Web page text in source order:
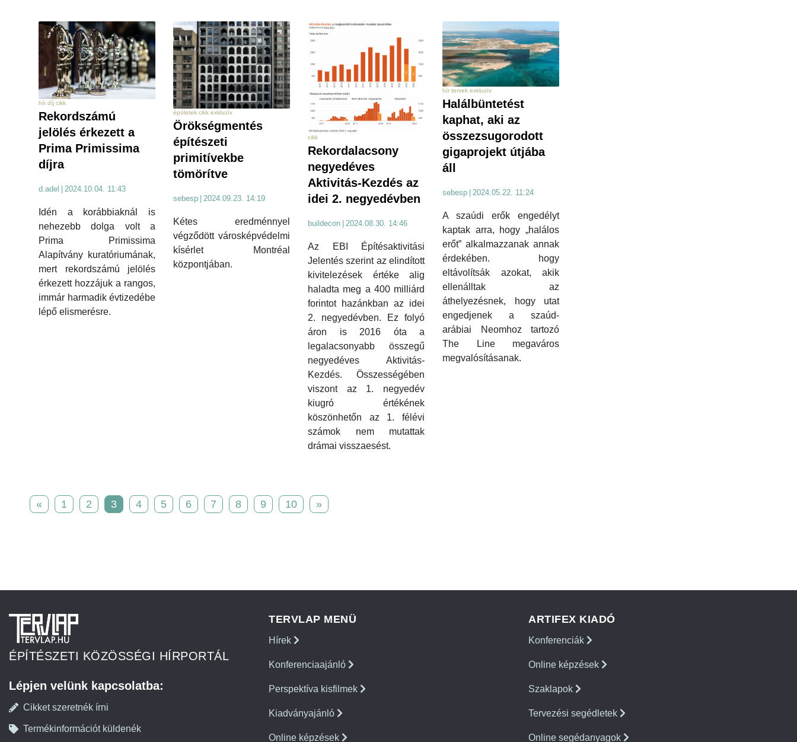
hír díj cikk
Rekordszámú
jelölés érkezett a
Prima Primissima
díjra
d.adel 2024.10.04. 11:43
Idén a korábbiaknál is
nehezebb dolga volt a
Prima Primissima
Alapítvány kuratóriumának,
mert rekordszámú jelölés
érkezett hozzájuk a rangos,
immár harmadik évtizedébe
lépő elismerésre.
épületek cikk exkluzív
Örökségmentés
építészeti
primitívekbe
tömörítve
sebesp 2024.09.23. 14:19
Kétes eredménnyel
végződött városképvédelmi
kísérlet Montréal
központjában.
cikk
Rekordalacsony
negyedéves
Aktivitás-Kezdés az
idei 2. negyedévben
buildecon 2024.08.30. 14:46
Az EBI Építésaktivitási
Jelentés szerint az elindított
kivitelezések értéke alig
haladta meg a 400 milliárd
forintot hazánkban az idei
2. negyedévben. Ez folyó
áron is 2016 óta a
legalacsonyabb összegű
negyedéves Aktivitás-
Kezdés. Összességében
viszont az 1. negyedév
kiugró értékének
köszönhetőn az 1. félévi
számok nem mutattak
drámai visszaesést.
hír tervek exkluzív
Halálbüntetést
kaphat, aki az
összezsugorodott
gigaprojekt útjába
áll
sebesp 2024.05.22. 11:24
A szaúdi erők engedélyt
kaptak arra, hogy „halálos
erőt” alkalmazzanak annak
érdekében. hogy
eltávolítsák azokat, akik
ellenálltak az
áthelyezésnek, hogy utat
engedjenek a szaúd-
arábiai Neomhoz tartozó
The Line megaváros
megvalósításanak.
« 1 2 3 4 5 6 7 8 9 10 »
ÉPÍTÉSZETI KÖZÖSSÉGI HÍRPORTÁL
Lépjen velünk kapcsolatba:
Cikket szeretnék írni
Termékinformációt küldenék
TERVLAP MENÜ
Hírek
Konferenciaajánló
Perspektíva kisfilmek
Kiadványajánló
Online képzések
ARTIFEX KIADÓ
Konferenciák
Online képzések
Szaklapok
Tervezési segédletek
Online segédanyagok